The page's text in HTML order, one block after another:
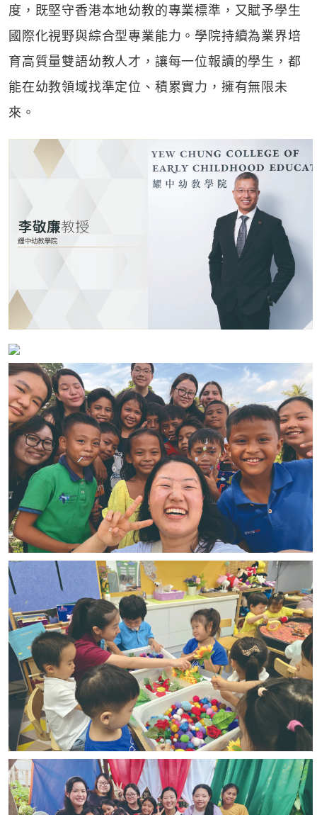
度，既堅守香港本地幼教的專業標準，又賦予學生
國際化視野與綜合型專業能力。學院持續為業界培
育高質量雙語幼教人才，讓每一位報讀的學生，都
能在幼教領域找準定位、積累實力，擁有無限未
來。